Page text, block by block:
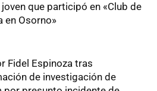
joven que participó en «Club de
en Osorno»
Fidel Espinoza tras
de investigación de